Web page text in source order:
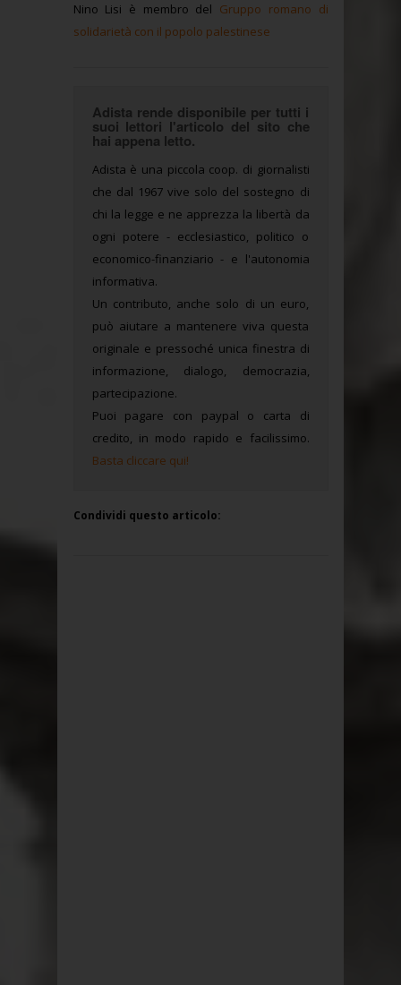
Nino Lisi è membro del Gruppo romano di
solidarietà con il popolo palestinese
Adista rende disponibile per tutti i
suoi lettori l'articolo del sito che
hai appena letto.
Adista è una piccola coop. di giornalisti
che dal 1967 vive solo del sostegno di
chi la legge e ne apprezza la libertà da
ogni potere - ecclesiastico, politico o
economico-finanziario - e l'autonomia
informativa.
Un contributo, anche solo di un euro,
può aiutare a mantenere viva questa
originale e pressoché unica finestra di
informazione, dialogo, democrazia,
partecipazione.
Puoi pagare con paypal o carta di
credito, in modo rapido e facilissimo.
Basta cliccare qui!
Condividi questo articolo: